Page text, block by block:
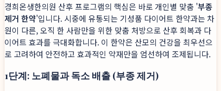
경희온생한의원 산후 프로그램의 핵심은 바로 개인별 맞춤 '부종
제거 한약'입니다. 시중에 유통되는 기성품 다이어트 한약과는 차
원이 다른, 오직 한 사람만을 위한 맞춤 처방으로 산후 회복과 다
이어트 효과를 극대화합니다. 이 한약은 산모의 건강을 최우선으
로 고려하여 안전하고 효과적인 약재만을 엄선하여 조제됩니다.
1단계: 노폐물과 독소 배출 (부종 제거)